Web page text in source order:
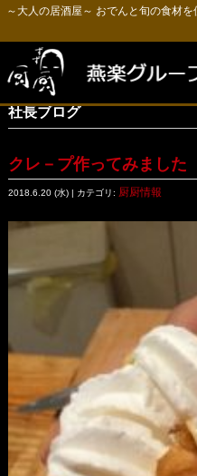
～大人の居酒屋～ おでんと旬の食材
社長ブログ
クレ－プ作ってみました
2018.6.20 (水) | カテゴリ: 厨厨情報